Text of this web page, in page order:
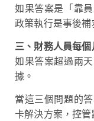
如果答案是「靠
政策執行是事後補
三、財務人員每
如果答案超過兩
據。
當這三個問題的
卡解決方案，控管